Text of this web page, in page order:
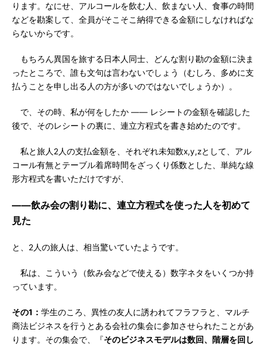
ります。なにせ、アルコールを飲む人、飲まない人、食事の時間
などを勘案して、全員がそこそこ納得できる金額にしなければな
らないからです。
もちろん異国を旅する日本人同士、どんな割り勘の金額に決ま
ったところで、誰も文句は言わないでしょう（むしろ、多めに支
払うことを申し出る人の方が多いのではないでしょうか）。
で、その時、私が何をしたか ―― レシートの金額を確認した
後で、そのレシートの裏に、連立方程式を書き始めたのです。
私と旅人2人の支払金額を、それぞれ未知数x,y,zとして、アル
コール有無とテーブル着席時間をざっくり係数とした、単純な線
形方程式を書いただけですが、
――飲み会の割り勘に、連立方程式を使った人を初めて
見た
と、2人の旅人は、相当驚いていたようです。
私は、こういう（飲み会などで使える）数字ネタをいくつか持
っています。
その1： 学生のころ、異性の友人に誘われてフラフラと、マルチ
商法ビジネスを行うとある会社の集会に参加させられたことがあ
ります。その集会で、『そのビジネスモデルは数回、階層を回し